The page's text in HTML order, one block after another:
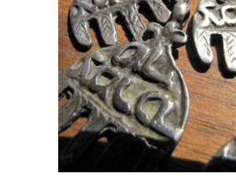
AJOUTER AU PANIER